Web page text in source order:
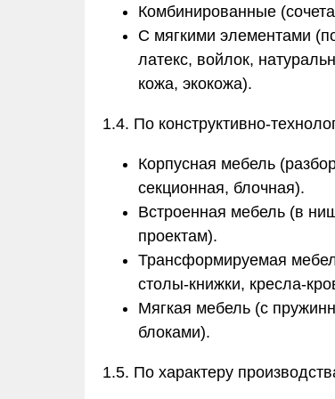
Комбинированные
С мягкими элементами
латекс, войлок,
кожа, экокожа).
1.4. По конструктивно-
Корпусная мебель
секционная, блочная).
Встроенная мебель (в
проектам).
Трансформируемая
столы-книжки, кресла-
Мягкая мебель (с
блоками).
1.5. По характеру